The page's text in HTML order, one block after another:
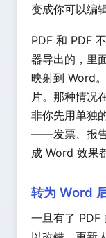
变成你可以编
PDF 和 PDF
器导出的，里
映射到 Word
片。那种情况
非你先用单独
——发票、报
成 Word 效果
转为 Word
一旦有了 PDF